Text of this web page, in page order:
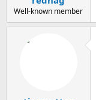
Well-known member